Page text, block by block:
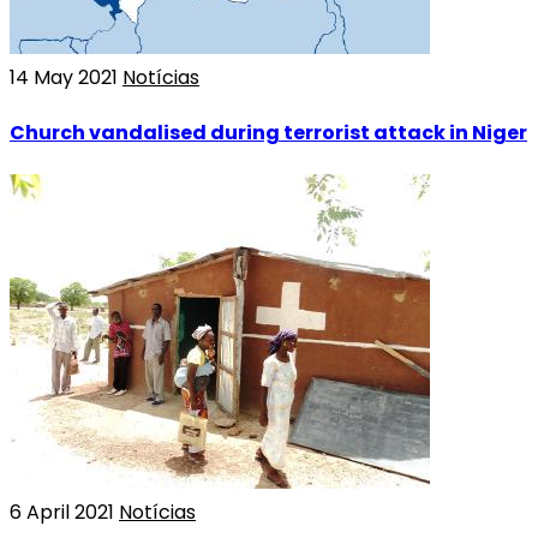
14 May 2021 Notícias
Church vandalised during terrorist attack in Niger
6 April 2021 Notícias